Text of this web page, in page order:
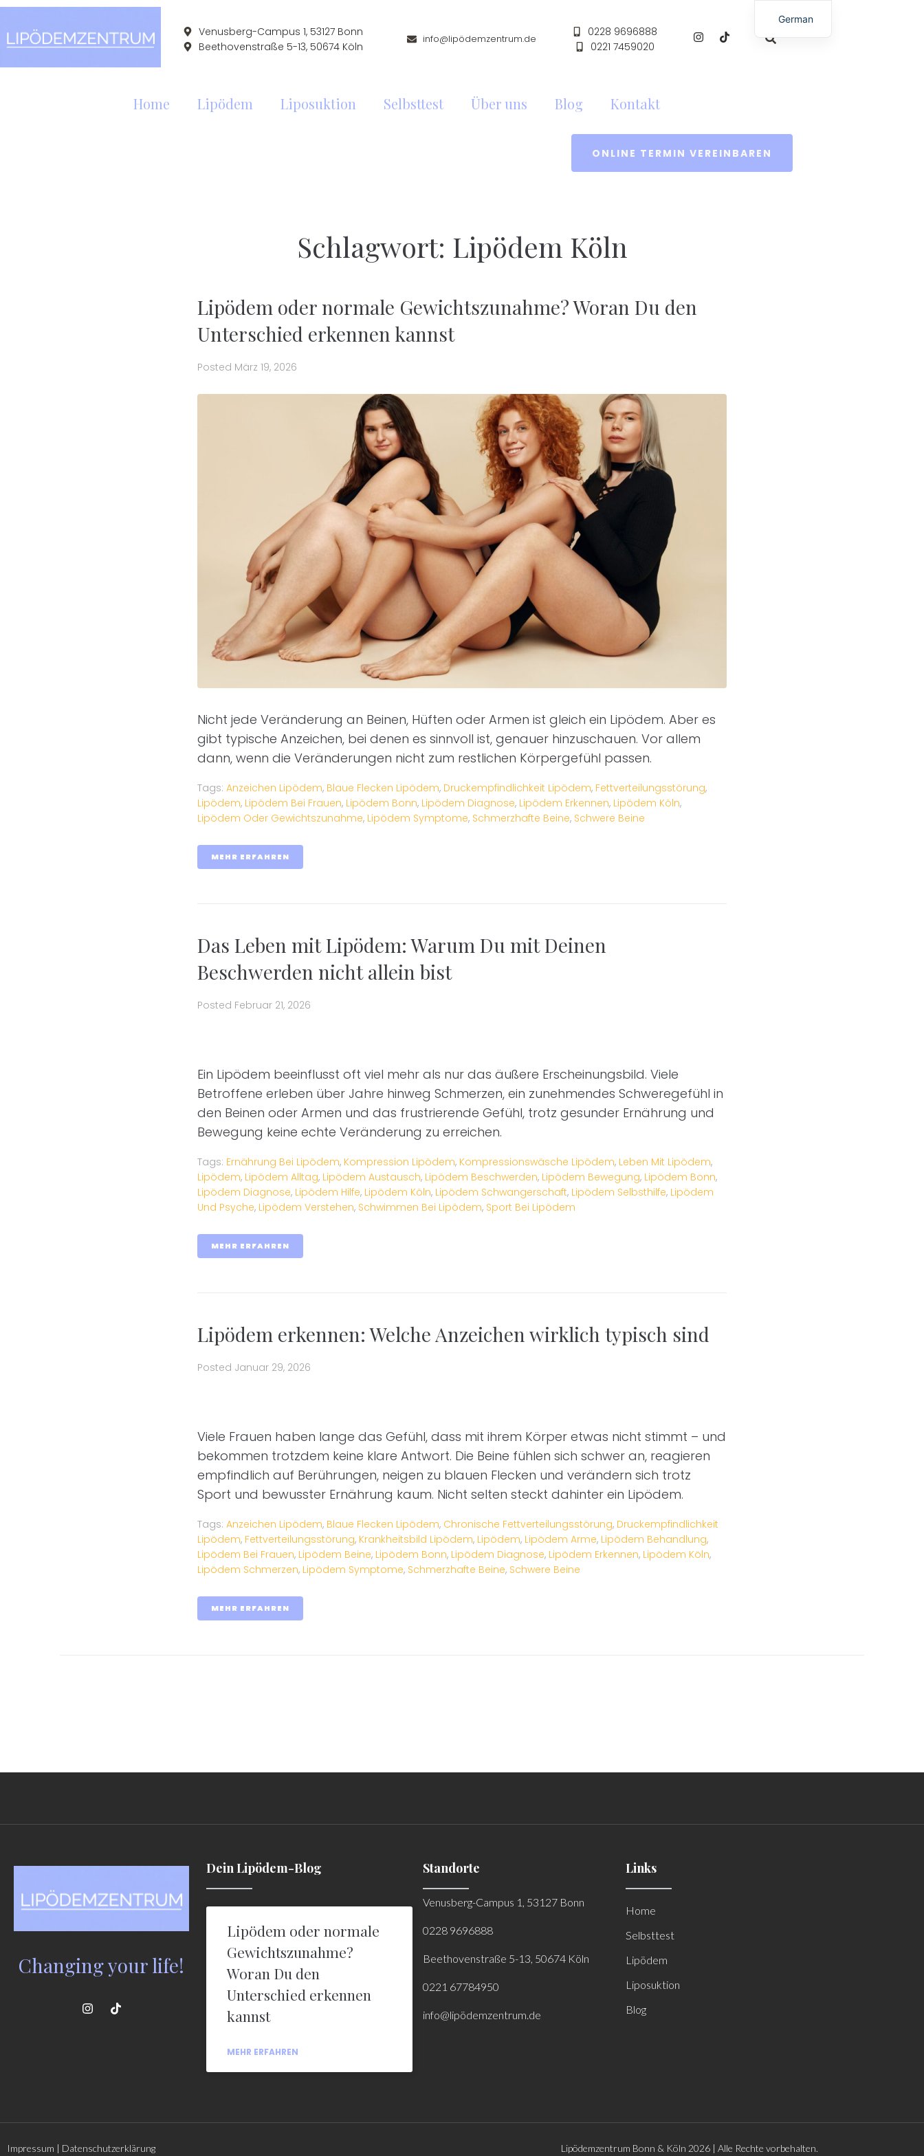
Venusberg-Campus 1, 53127 Bonn
Beethovenstraße 5-13, 50674 Köln
info@lipödemzentrum.de
0228 9696888
0221 7459020
Home Lipödem Liposuktion Selbsttest Über uns Blog Kontakt
ONLINE TERMIN VEREINBAREN
Schlagwort: Lipödem Köln
Lipödem oder normale Gewichtszunahme? Woran Du den
Unterschied erkennen kannst
Posted März 19, 2026
Nicht jede Veränderung an Beinen, Hüften oder Armen ist gleich ein Lipödem. Aber es
gibt typische Anzeichen, bei denen es sinnvoll ist, genauer hinzuschauen. Vor allem
dann, wenn die Veränderungen nicht zum restlichen Körpergefühl passen.
Tags: Anzeichen Lipödem, Blaue Flecken Lipödem, Druckempfindlichkeit Lipödem, Fettverteilungsstörung,
Lipödem, Lipödem Bei Frauen, Lipödem Bonn, Lipödem Diagnose, Lipödem Erkennen, Lipödem Köln,
Lipödem Oder Gewichtszunahme, Lipödem Symptome, Schmerzhafte Beine, Schwere Beine
MEHR ERFAHREN
Das Leben mit Lipödem: Warum Du mit Deinen
Beschwerden nicht allein bist
Posted Februar 21, 2026
Ein Lipödem beeinflusst oft viel mehr als nur das äußere Erscheinungsbild. Viele
Betroffene erleben über Jahre hinweg Schmerzen, ein zunehmendes Schweregefühl in
den Beinen oder Armen und das frustrierende Gefühl, trotz gesunder Ernährung und
Bewegung keine echte Veränderung zu erreichen.
Tags: Ernährung Bei Lipödem, Kompression Lipödem, Kompressionswäsche Lipödem, Leben Mit Lipödem,
Lipödem, Lipödem Alltag, Lipödem Austausch, Lipödem Beschwerden, Lipödem Bewegung, Lipödem Bonn,
Lipödem Diagnose, Lipödem Hilfe, Lipödem Köln, Lipödem Schwangerschaft, Lipödem Selbsthilfe, Lipödem
Und Psyche, Lipödem Verstehen, Schwimmen Bei Lipödem, Sport Bei Lipödem
MEHR ERFAHREN
Lipödem erkennen: Welche Anzeichen wirklich typisch sind
Posted Januar 29, 2026
Viele Frauen haben lange das Gefühl, dass mit ihrem Körper etwas nicht stimmt – und
bekommen trotzdem keine klare Antwort. Die Beine fühlen sich schwer an, reagieren
empfindlich auf Berührungen, neigen zu blauen Flecken und verändern sich trotz
Sport und bewusster Ernährung kaum. Nicht selten steckt dahinter ein Lipödem.
Tags: Anzeichen Lipödem, Blaue Flecken Lipödem, Chronische Fettverteilungsstörung, Druckempfindlichkeit
Lipödem, Fettverteilungsstörung, Krankheitsbild Lipödem, Lipödem, Lipödem Arme, Lipödem Behandlung,
Lipödem Bei Frauen, Lipödem Beine, Lipödem Bonn, Lipödem Diagnose, Lipödem Erkennen, Lipödem Köln,
Lipödem Schmerzen, Lipödem Symptome, Schmerzhafte Beine, Schwere Beine
MEHR ERFAHREN
Changing your life!
Dein Lipödem-Blog
Lipödem oder normale
Gewichtszunahme?
Woran Du den
Unterschied erkennen
kannst
MEHR ERFAHREN
Standorte
Venusberg-Campus 1, 53127 Bonn
0228 9696888
Beethovenstraße 5-13, 50674 Köln
0221 67784950
info@lipödemzentrum.de
Links
Home
Selbsttest
Lipödem
Liposuktion
Blog
Impressum | Datenschutzerklärung Lipödemzentrum Bonn & Köln 2026 | Alle Rechte vorbehalten.
German